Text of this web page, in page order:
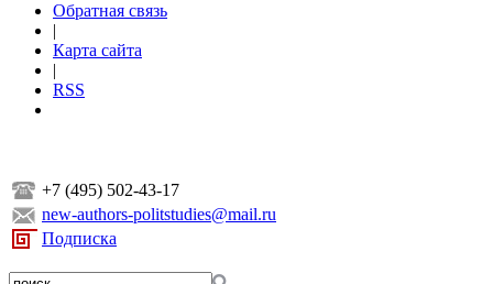
Обратная связь
|
Карта сайта
|
RSS
+7 (495) 502-43-17
new-authors-politstudies@mail.ru
Подписка